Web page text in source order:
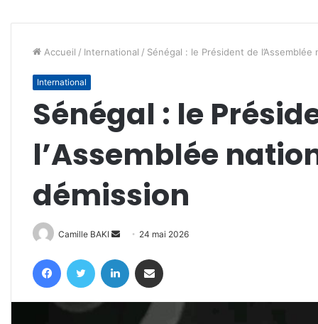
Accueil / International / Sénégal : le Président de
International
Sénégal : le
l’Assemblée
démission
Camille BAKI
Envoyer
courriel
24 mai 2026
FacebookTwitter Linkedin